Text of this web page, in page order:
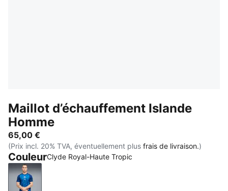
Maillot d’échauffement Islande
Homme
65,00 €
(Prix incl. 20% TVA, éventuellement plus frais de livraison.)
CouleurClyde Royal-Haute Tropic
Clyde Royal-Haute Tropic